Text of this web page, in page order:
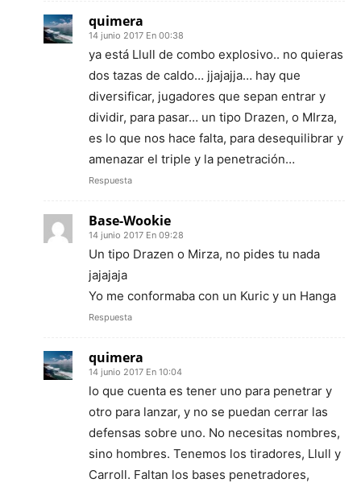
quimera
14 junio 2017 En 00:38
ya está Llull de combo explosivo.. no quieras
dos tazas de caldo… jjajajja… hay que
diversificar, jugadores que sepan entrar y
dividir, para pasar… un tipo Drazen, o MIrza,
es lo que nos hace falta, para desequilibrar y
amenazar el triple y la penetración…
Respuesta
Base-Wookie
14 junio 2017 En 09:28
Un tipo Drazen o Mirza, no pides tu nada
jajajaja
Yo me conformaba con un Kuric y un Hanga
Respuesta
quimera
14 junio 2017 En 10:04
lo que cuenta es tener uno para penetrar y
otro para lanzar, y no se puedan cerrar las
defensas sobre uno. No necesitas nombres,
sino hombres. Tenemos los tiradores, Llull y
Carroll. Faltan los bases penetradores,